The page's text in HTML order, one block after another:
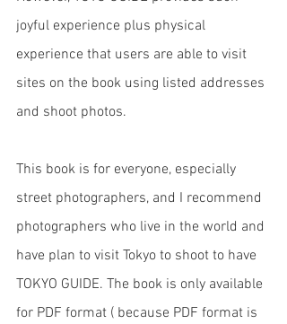
joyful experience plus physical
experience that users are able to visit
sites on the book using listed addresses
and shoot photos.
This book is for everyone, especially
street photographers, and I recommend
photographers who live in the world and
have plan to visit Tokyo to shoot to have
TOKYO GUIDE. The book is only available
for PDF format ( because PDF format is